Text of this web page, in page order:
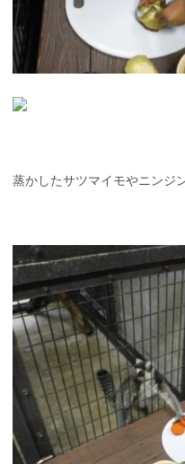
蒸かしたサツマイモやニンジ